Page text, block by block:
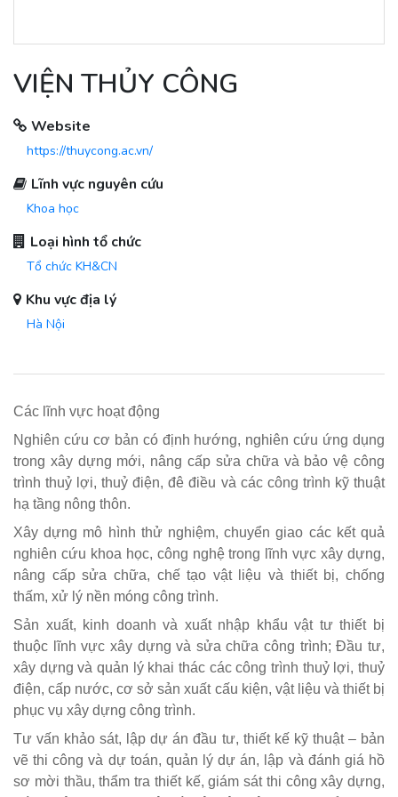
VIỆN THỦY CÔNG
Website
https://thuycong.ac.vn/
Lĩnh vực nguyên cứu
Khoa học
Loại hình tổ chức
Tổ chức KH&CN
Khu vực địa lý
Hà Nội
Các lĩnh vực hoạt động
Nghiên cứu cơ bản có định hướng, nghiên cứu ứng dụng
trong xây dựng mới, nâng cấp sửa chữa và bảo vệ công
trình thuỷ lợi, thuỷ điện, đê điều và các công trình kỹ thuật
hạ tầng nông thôn.
Xây dựng mô hình thử nghiệm, chuyển giao các kết quả
nghiên cứu khoa học, công nghệ trong lĩnh vực xây dựng,
nâng cấp sửa chữa, chế tạo vật liệu và thiết bị, chống
thấm, xử lý nền móng công trình.
Sản xuất, kinh doanh và xuất nhập khẩu vật tư thiết bị
thuộc lĩnh vực xây dựng và sửa chữa công trình; Đầu tư,
xây dựng và quản lý khai thác các công trình thuỷ lợi, thuỷ
điện, cấp nước, cơ sở sản xuất cấu kiện, vật liệu và thiết bị
phục vụ xây dựng công trình.
Tư vấn khảo sát, lập dự án đầu tư, thiết kế kỹ thuật – bản
vẽ thi công và dự toán, quản lý dự án, lập và đánh giá hồ
sơ mời thầu, thẩm tra thiết kế, giám sát thi công xây dựng,